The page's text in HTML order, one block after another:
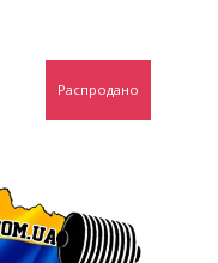
Распродано